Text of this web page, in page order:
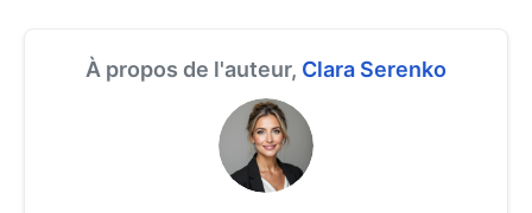
À propos de l'auteur, Clara Serenko